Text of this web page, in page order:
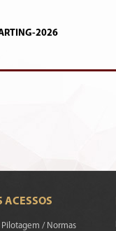
2026
ACESSOS
Pilotagem / Normas